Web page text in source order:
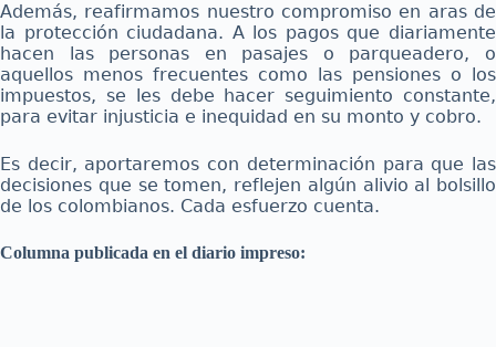
Además, reafirmamos nuestro compromiso en aras de
la protección ciudadana. A los pagos que diariamente
hacen las personas en pasajes o parqueadero, o
aquellos menos frecuentes como las pensiones o los
impuestos, se les debe hacer seguimiento constante,
para evitar injusticia e inequidad en su monto y cobro.
Es decir, aportaremos con determinación para que las
decisiones que se tomen, reflejen algún alivio al bolsillo
de los colombianos. Cada esfuerzo cuenta.
Columna publicada en el diario impreso: